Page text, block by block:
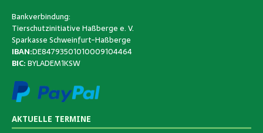
Bankverbindung:
Tierschutzinitiative Haßberge e. V.
Sparkasse Schweinfurt-Haßberge
IBAN:DE84793501010009104464
BIC:BYLADEM1KSW
AKTUELLE TERMINE